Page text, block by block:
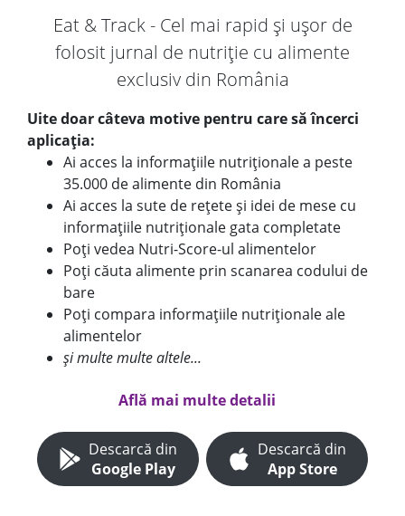
Eat & Track - Cel mai rapid și ușor de
folosit jurnal de nutriție cu alimente
exclusiv din România
Uite doar câteva motive pentru care să încerci
aplicația:
Ai acces la informațiile nutriționale a peste
35.000 de alimente din România
Ai acces la sute de rețete și idei de mese cu
informațiile nutriționale gata completate
Poți vedea Nutri-Score-ul alimentelor
Poți căuta alimente prin scanarea codului de
bare
Poți compara informațiile nutriționale ale
alimentelor
și multe multe altele...
Află mai multe detalii
Descarcă din
Google Play
Descarcă din
App Store